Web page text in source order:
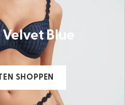
Blue
SHOPPEN